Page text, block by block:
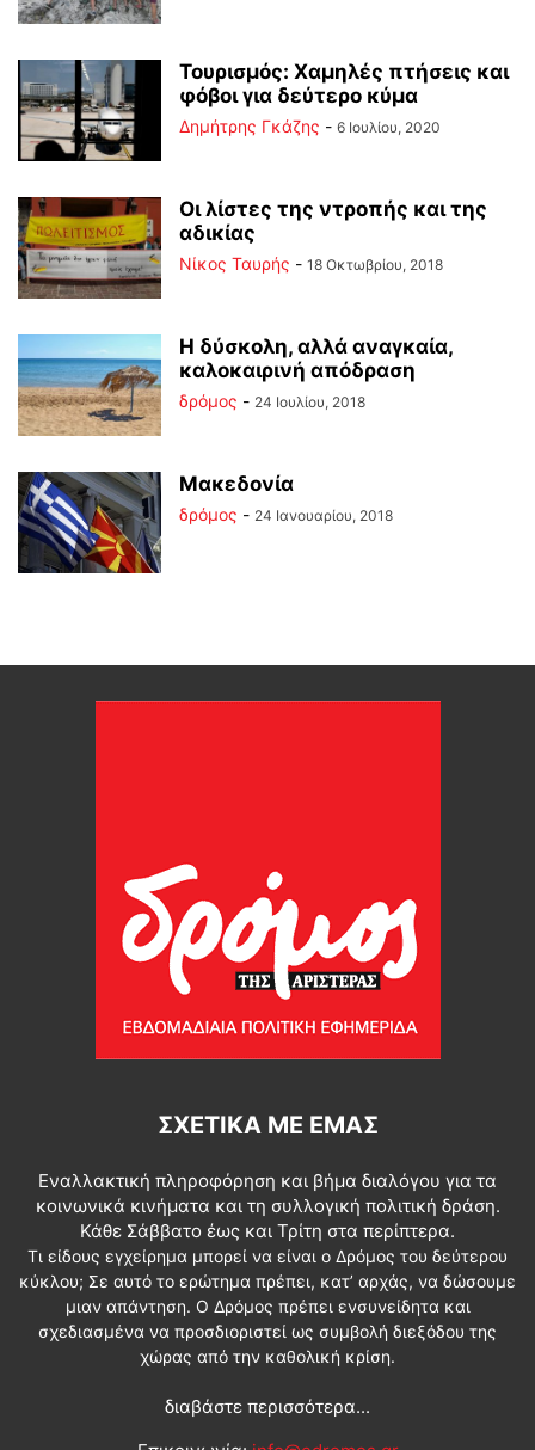
Τουρισμός: Χαμηλές πτήσεις και
φόβοι για δεύτερο κύμα
Δημήτρης Γκάζης - 6 Ιουλίου, 2020
Οι λίστες της ντροπής και της
αδικίας
Νίκος Ταυρής - 18 Οκτωβρίου, 2018
Η δύσκολη, αλλά αναγκαία,
καλοκαιρινή απόδραση
δρόμος - 24 Ιουλίου, 2018
Μακεδονία
δρόμος - 24 Ιανουαρίου, 2018
ΣΧΕΤΙΚΆ ΜΕ ΕΜΆΣ
Εναλλακτική πληροφόρηση και βήμα διαλόγου για τα
κοινωνικά κινήματα και τη συλλογική πολιτική δράση.
Κάθε Σάββατο έως και Τρίτη στα περίπτερα.
Τι είδους εγχείρημα μπορεί να είναι ο Δρόμος του δεύτερου
κύκλου; Σε αυτό το ερώτημα πρέπει, κατ’ αρχάς, να δώσουμε
μιαν απάντηση. Ο Δρόμος πρέπει ενσυνείδητα και
σχεδιασμένα να προσδιοριστεί ως συμβολή διεξόδου της
χώρας από την καθολική κρίση.
διαβάστε περισσότερα...